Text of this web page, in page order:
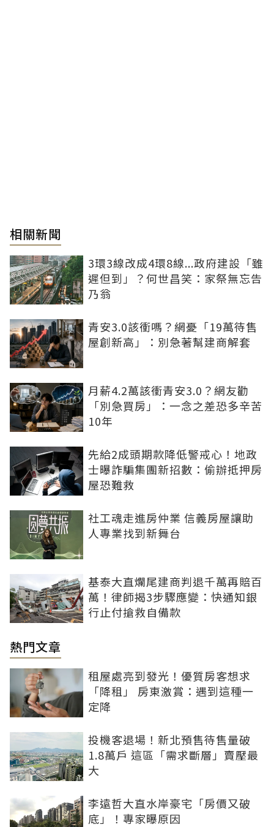
相關新聞
3環3線改成4環8線...政府建設「雖
遲但到」？何世昌笑：家祭無忘告
乃翁
青安3.0該衝嗎？網憂「19萬待售
屋創新高」：別急著幫建商解套
月薪4.2萬該衝青安3.0？網友勸
「別急買房」：一念之差恐多辛苦
10年
先給2成頭期款降低警戒心！地政
士曝詐騙集團新招數：偷辦抵押房
屋恐難救
社工魂走進房仲業 信義房屋讓助
人專業找到新舞台
基泰大直爛尾建商判退千萬再賠百
萬！律師揭3步驟應變：快通知銀
行止付搶救自備款
熱門文章
租屋處亮到發光！優質房客想求
「降租」 房東激賞：遇到這種一
定降
投機客退場！新北預售待售量破
1.8萬戶 這區「需求斷層」賣壓最
大
李遠哲大直水岸豪宅「房價又破
底」！專家曝原因